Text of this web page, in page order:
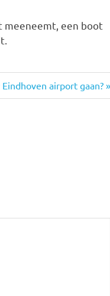
meeneemt, een boot
airport gaan?